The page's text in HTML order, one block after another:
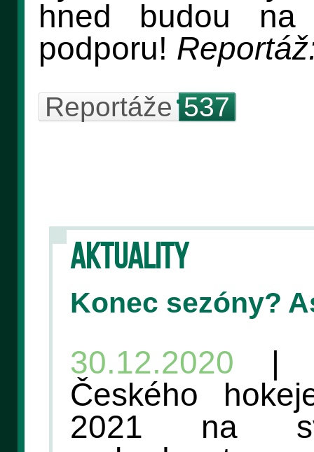
AKTUALITY
Konec sezóny?
30.12.2020 |
Českého
2021 na
hned budou na
podporu!
Reportáže 537